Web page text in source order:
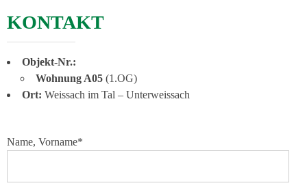
KONTAKT
Objekt-Nr.:
Wohnung A05 (1.OG)
Ort: Weissach im Tal – Unterweissach
Name, Vorname*